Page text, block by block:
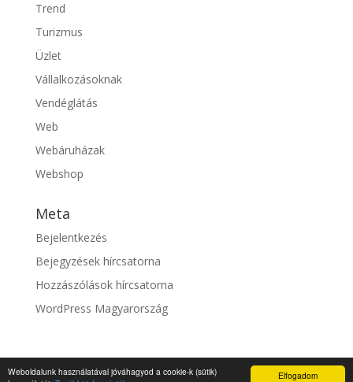
Elfogadom
Weboldalunk használatával jóváhagyod a cookie-k (sütik)
Trend
Turizmus
Üzlet
Vállalkozásoknak
Vendéglátás
Web
Webáruházak
Webshop
Meta
Bejelentkezés
Bejegyzések hírcsatorna
Hozzászólások hírcsatorna
WordPress Magyarország